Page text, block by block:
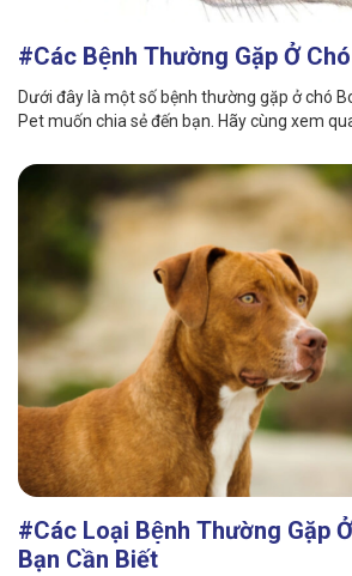
#Các Bệnh Thường Gặp Ở
Dưới đây là một số bệnh thường gặp ở chó
Pet muốn chia sẻ đến bạn. Hãy cùng xem
#Các Loại Bệnh Thường Gặp
Bạn Cần Biết